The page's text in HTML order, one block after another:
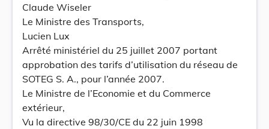
Claude Wiseler
Le Ministre des Transports,
Lucien Lux
Arrêté ministériel du 25 juillet 2007 portant
approbation des tarifs d’utilisation du réseau de
SOTEG S. A., pour l’année 2007.
Le Ministre de l’Economie et du Commerce
extérieur,
Vu la directive 98/30/CE du 22 juin 1998